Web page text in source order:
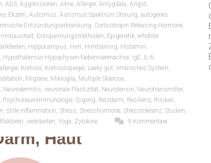
, ADS, Aggressionen, Akne, Allergie, Amygdala, Angst,
Ekzem, Autismus, Autismus Spektrum Störung, autogenes
Entzündungserkrankung, Corticotropin Releasing Hormone,
, Entspannungsmethoden, Epigenetik, erhöhter
, Hippocampus, Hirn, Hirntraining, Histamin,
, Hypothalamus-Hypophysen-Nebennierenachse, IgE, IL-6,
, Kortisol , Kortisolspiegel , Leaky gut, limbisches System,
, Migräne, Mikroglia, Multiple Sklerose,
, Neurodermitis, neuronale Plastizität, Neurotensin, Neurotransmitter,
, Psychoneuroimmunologie, Qigong, Reizdarm, Resilienz, Risiken,
, stille Inflammation, Stress, Stresshormone, Stresstoleranz, Studien,
, verarbeiten, Yoga, Zytokine 9 Kommentare